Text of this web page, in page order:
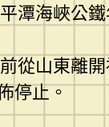
潭海峽公
從山東離
停止。